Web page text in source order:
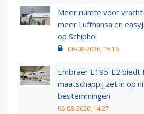
Meer ruimte voor
meer Lufthansa en
op Schiphol
06-08-2026, 15:16
Embraer E195-E2 biedt
maatschappij zet in op
bestemmingen
06-08-2026, 14:27